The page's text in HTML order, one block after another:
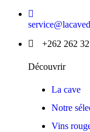
+262 262
Découvrir
La cave
Notre
Vins